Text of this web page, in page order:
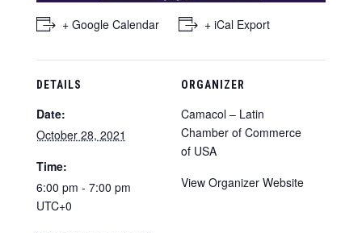
+ Google Calendar + iCal Export
DETAILS
Date:
October 28, 2021
Time:
6:00 pm - 7:00 pm
UTC+0
ORGANIZER
Camacol – Latin
Chamber of Commerce
of USA
View Organizer Website